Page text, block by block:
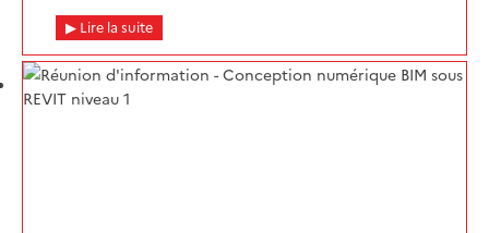
Lire la suite